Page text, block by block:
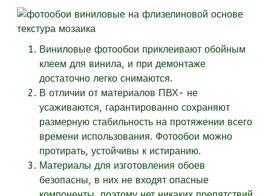
Виниловые фотообои приклеивают обойным
клеем для винила, и при демонтаже
достаточно легко снимаются.
В отличии от материалов ПВХ- не
усаживаются, гарантированно сохраняют
размерную стабильность на протяжении всего
времени использования. Фотообои можно
протирать, устойчивы к истиранию.
Материалы для изготовления обоев
безопасны, в них не входят опасные